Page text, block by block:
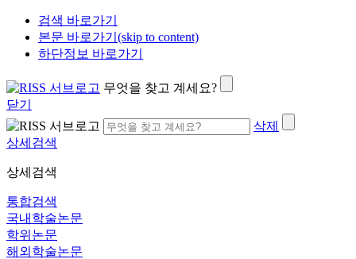
검색 바로가기
본문 바로가기(skip to content)
하단정보 바로가기
무엇을 찾고 계세요?
닫기
삭제
상세검색
상세검색
통합검색
국내학술논문
학위논문
해외학술논문